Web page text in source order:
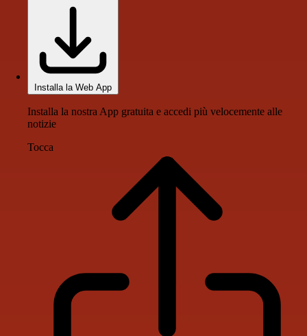
Installa la Web App
Installa la nostra App gratuita e accedi più velocemente alle
notizie
Tocca